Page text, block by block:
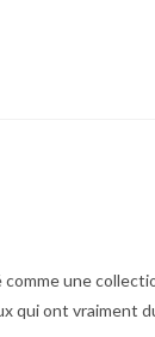
comme une
qui ont vraiment